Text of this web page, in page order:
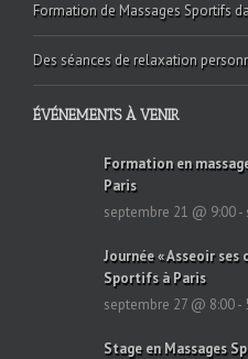
Formation de Massages Sportifs
Des séances de relaxation
ÉVÉNEMENTS À VENIR
Formation en
Paris
septembre 21 @ 9:00-
Journée « Asseoir ses
Sportifs à Paris
septembre 27 @ 8:00-
Stage en Massages